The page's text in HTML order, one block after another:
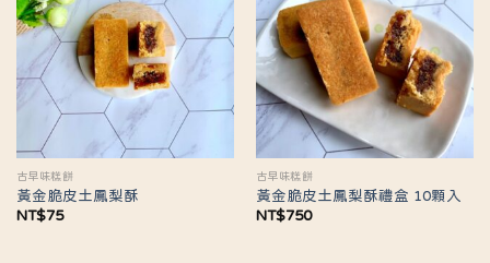
古早味糕餅
黃金脆皮土鳳梨酥
NT$75
古早味糕餅
黃金脆皮土鳳梨酥禮盒 10顆入
NT$750